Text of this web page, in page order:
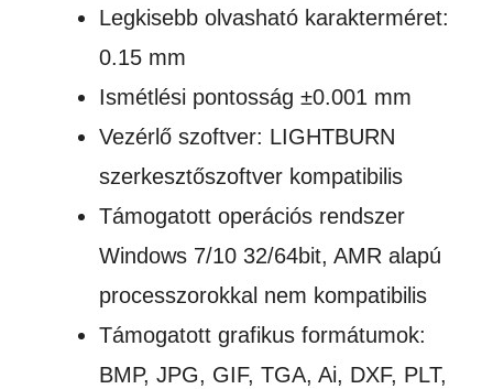
Legkisebb olvasható karakterméret:
0.15 mm
Ismétlési pontosság ±0.001 mm
Vezérlő szoftver: LIGHTBURN
szerkesztőszoftver kompatibilis
Támogatott operációs rendszer
Windows 7/10 32/64bit, AMR alapú
processzorokkal nem kompatibilis
Támogatott grafikus formátumok:
BMP, JPG, GIF, TGA, Ai, DXF, PLT,